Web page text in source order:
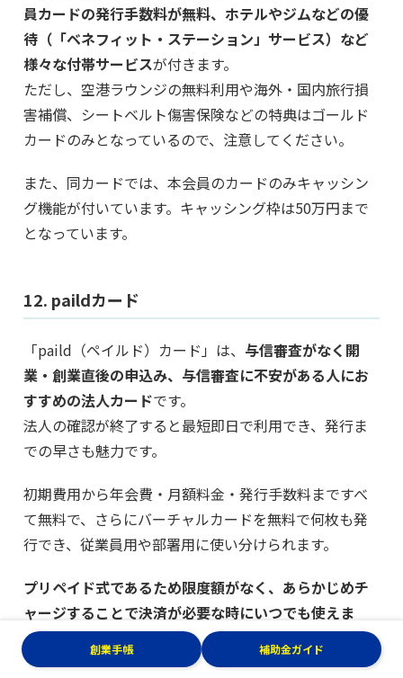
員カードの発行手数料が無料、ホテルやジムなどの優
待（「ベネフィット・ステーション」サービス）など
様々な付帯サービスが付きます。
ただし、空港ラウンジの無料利用や海外・国内旅行損
害補償、シートベルト傷害保険などの特典はゴールド
カードのみとなっているので、注意してください。
また、同カードでは、本会員のカードのみキャッシン
グ機能が付いています。キャッシング枠は50万円まで
となっています。
12. paildカード
「paild（ペイルド）カード」は、 与信審査がなく開
業・創業直後の申込み、与信審査に不安がある人にお
すすめの法人カードです。
法人の確認が終了すると最短即日で利用でき、発行ま
での早さも魅力です。
初期費用から年会費・月額料金・発行手数料まですべ
て無料で、さらにバーチャルカードを無料で何枚も発
行でき、従業員用や部署用に使い分けられます。
プリペイド式であるため限度額がなく、あらかじめチ
ャージすることで決済が必要な時にいつでも使えま
す。
法人カード全体にチャージされるので、カード間での
創業手帳 補助金ガイド